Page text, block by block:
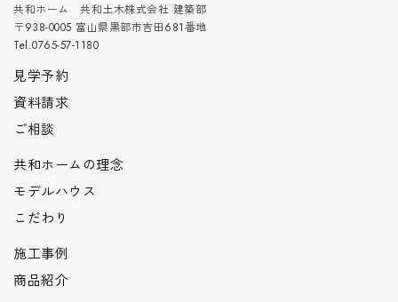
共和ホーム 共和土木株式会社 建築部
〒938-0005 富山県黒部市吉田681番地
Tel.0765-57-1180
見学予約
資料請求
ご相談
共和ホームの理念
モデルハウス
こだわり
施工事例
商品紹介